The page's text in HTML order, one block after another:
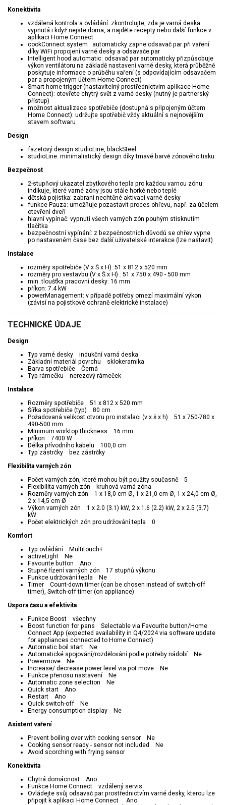
Konektivita
vzdálená kontrola a ovládání: zkontrolujte, zda je varná deska
vypnutá i když nejste doma, a najděte recepty nebo další funkce v
aplikaci Home Connect
cookConnect system : automaticky zapne odsavač par při vaření
díky WiFi propojení varné desky a odsavače par
Intelligent hood automatic: odsavač par automaticky přizpůsobuje
výkon ventilátoru na základě nastavení varné desky, která průběžně
poskytuje informace o průběhu vaření (s odpovídajícím odsavačem
par a propojeným účtem Home Connect)
Smart home trigger (nastavitelný prostřednictvím aplikace Home
Connect): otevřete chytrý svět z varné desky (nutný je partnerský
přístup)
možnost aktualizace spotřebiče (dostupná s připojeným účtem
Home Connect): udržujte spotřebič vždy aktuální s nejnovějším
stavem softwaru
Design
fazetový design studioLine, blackSteel
studioLine: minimalistický design díky tmavé barvě zónového tisku
Bezpečnost
2-stupňový ukazatel zbytkového tepla pro každou varnou zónu:
indikuje, které varné zóny jsou stále horké nebo teplé
dětská pojistka: zabraní nechtěné aktivaci varné desky
funkce Pauza: umožňuje pozastavit proces ohřevu, např. za účelem
otevření dveří
hlavní vypínač: vypnutí všech varných zón pouhým stisknutím
tlačítka
bezpečnostní vypínání: z bezpečnostních důvodů se ohřev vypne
po nastaveném čase bez další uživatelské interakce (lze nastavit)
Instalace
rozměry spotřebiče (V x Š x H): 51 x 812 x 520 mm
rozměry pro vestavbu (V x Š x H) : 51 x 750 x 490 - 500 mm
min. tloušťka pracovní desky: 16 mm
příkon: 7.4 kW
powerManagement: v případě potřeby omezí maximální výkon
(závisí na pojistkové ochraně elektrické instalace)
TECHNICKÉ ÚDAJE
Design
Typ varné desky indukční varná deska
Základní materiál povrchu sklokeramika
Barva spotřebiče Černá
Typ rámečku nerezový rámeček
Instalace
Rozměry spotřebiče 51 x 812 x 520 mm
Šířka spotřebiče (typ) 80 cm
Požadovaná velikost otvoru pro instalaci (v x š x h) 51 x 750-780 x
490-500 mm
Minimum worktop thickness 16 mm
příkon 7400 W
Délka přívodního kabelu 100,0 cm
Typ zástrčky bez zástrčky
Flexibilita varných zón
Počet varných zón, které mohou být použity současně 5
Flexibilita varných zón kruhová varná zóna
Rozměry varných zón 1 x 18,0 cm Ø, 1 x 21,0 cm Ø, 1 x 24,0 cm Ø,
2 x 14,5 cm Ø
Výkon varných zón 1 x 2.0 (3.1) kW, 2 x 1.6 (2.2) kW, 2 x 2.5 (3.7)
kW
Počet elektrických zón pro udržování tepla 0
Komfort
Typ ovládání Multitouch+
activeLight Ne
Favourite button Ano
Stupně řízení varných zón 17 stupňů výkonu
Funkce udržování tepla Ne
Timer Count-down timer (can be chosen instead of switch-off
timer), Switch-off timer (on appliance)
Úspora času a efektivita
Funkce Boost všechny
Boost function for pans Selectable via Favourite button/Home
Connect App (expected availability in Q4/2024 via software update
for appliances connected to Home Connect)
Automatic boil start Ne
Automatické spojování/rozdělování podle potřeby nádobí Ne
Powermove Ne
Increase/ decrease power level via pot move Ne
Funkce přenosu nastavení Ne
Automatic zone selection Ne
Quick start Ano
Restart Ano
Quick switch-off Ne
Energy consumption display Ne
Asistent vaření
Prevent boiling over with cooking sensor Ne
Cooking sensor ready - sensor not included Ne
Avoid scorching with frying sensor
Konektivita
Chytrá domácnost Ano
Funkce Home Connect vzdálený servis
Ovládejte svůj odsavač par prostřednictvím varné desky, kterou lze
připojit k aplikaci Home Connect Ano